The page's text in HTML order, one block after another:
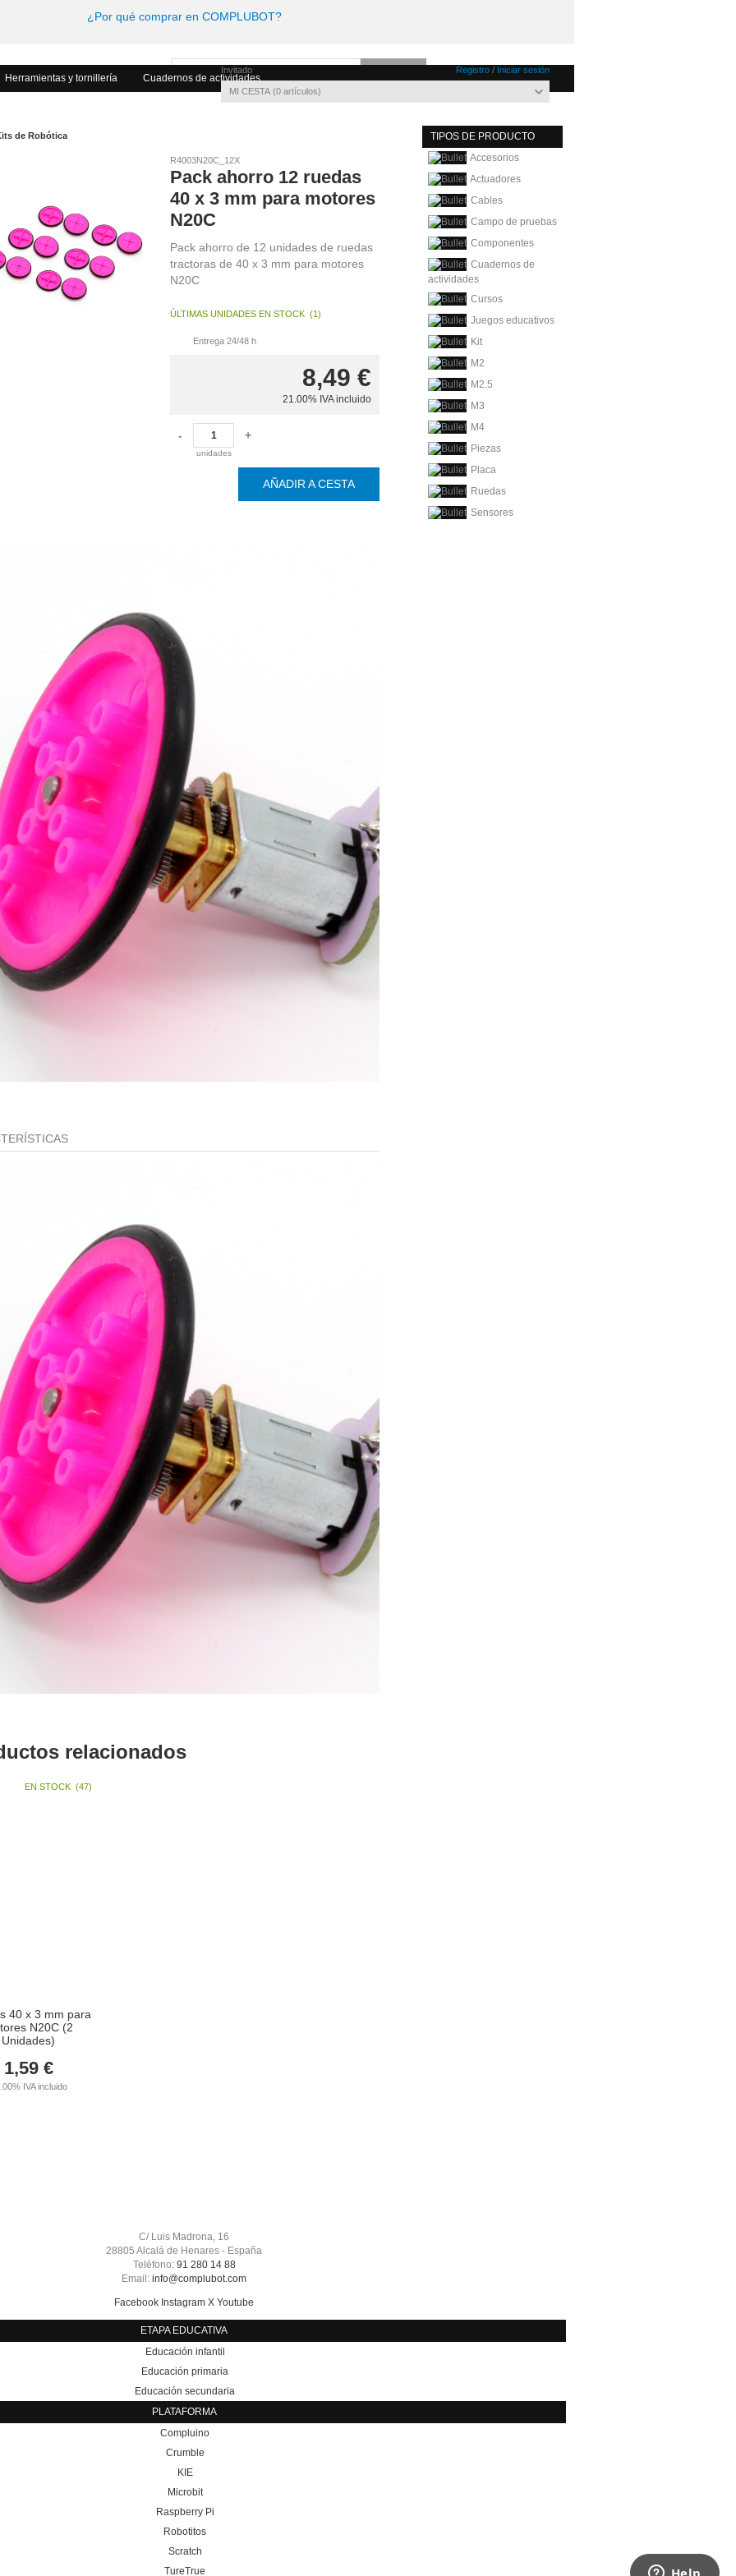
¿Por qué comprar en COMPLUBOT?
Invitado Registro / Iniciar sesión
MI CESTA 0 artículos
Herramientas y tornillería Cuadernos de actividades
de Robótica
R4003N20C_12X
Pack ahorro 12 ruedas
40 x 3 mm para motores
N20C
Pack ahorro de 12 unidades de ruedas
tractoras de 40 x 3 mm para motores
N20C
ÚLTIMAS UNIDADES EN STOCK(1)
Entrega 24/48 h
8,49 €
21.00% IVA incluido
-
unidades
+
AÑADIR A CESTA
relacionados
EN STOCK(47)
40 x 3 mm para
N20C (2
Unidades)
1,59 €
IVA incluido
TIPOS DE PRODUCTO
Accesorios
Actuadores
Cables
Campo de pruebas
Componentes
Cuadernos de
actividades
Cursos
Juegos educativos
Kit
M2
M2.5
M3
M4
Piezas
Placa
Ruedas
Sensores
C/ Luis Madrona, 16
28805 Alcalá de Henares - España
Teléfono: 91 280 14 88
Email: info@complubot.com
Facebook Instagram X Youtube
ETAPA EDUCATIVA
Educación infantil
Educación primaria
Educación secundaria
PLATAFORMA
Compluino
Crumble
KIE
Microbit
Raspberry Pi
Robotitos
Scratch
TureTrue